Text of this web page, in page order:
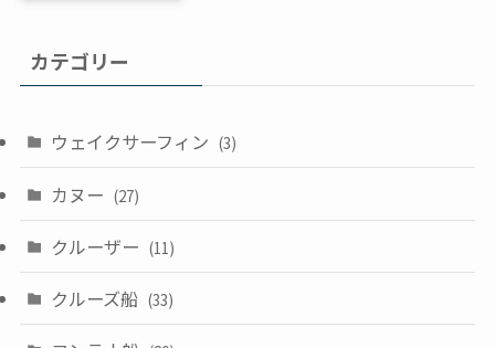
カテゴリー
ウェイクサーフィン (3)
カヌー (27)
クルーザー (11)
クルーズ船 (33)